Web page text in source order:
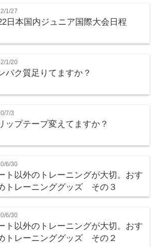
1/27
日本国内ジュニア国際大会日程
1/20
パク質足りてますか？
7/3
ップテープ変えてますか？
6/30
ト以外のトレーニングが大切。おす
トレーニンググッズ その３
6/30
ト以外のトレーニングが大切。おす
トレーニンググッズ その２